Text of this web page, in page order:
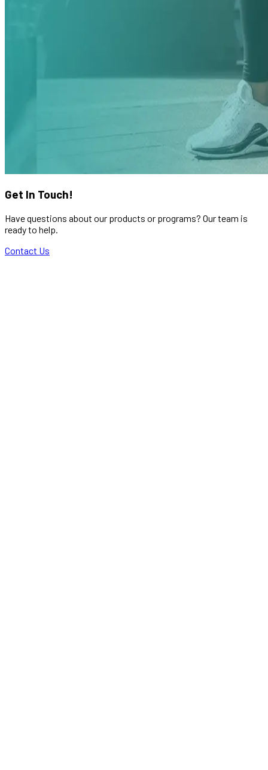
Get In Touch!
Have questions about our products or programs? Our team is
ready to help.
Contact Us